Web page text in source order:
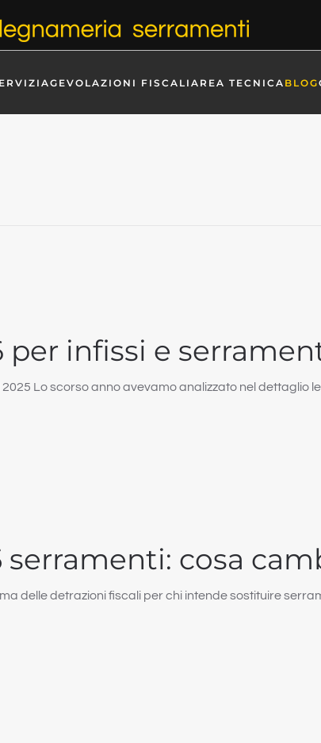
AGEVOLAZIONI FISCALI AREA TECNICA BLOG
per infissi e
Lo scorso anno avevamo analizzato nel dettaglio
cosa
delle detrazioni fiscali per chi intende sostituire